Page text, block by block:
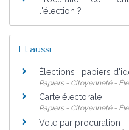
l'élection ?
Et aussi
Élections : papiers
Papiers - Citoyenneté -
Carte électorale
Papiers - Citoyenneté -
Vote par procuration